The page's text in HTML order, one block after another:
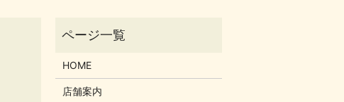
HOME
店舗案内